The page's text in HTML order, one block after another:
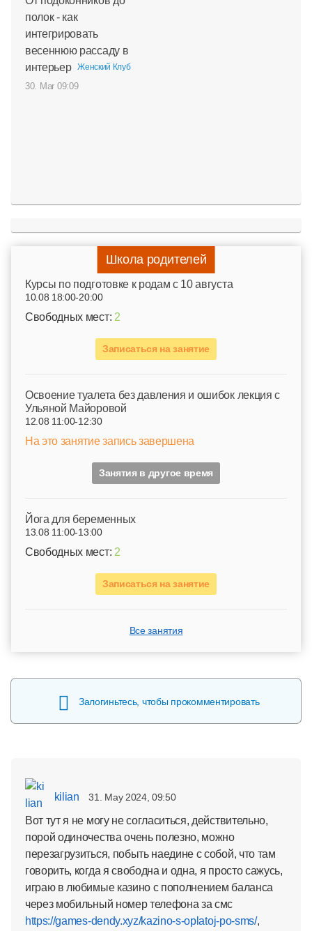
полок - как
интегрировать
весеннюю рассаду в
интерьер
Женский Клуб
30. Mar 09:09
Школа родителей
Курсы по подготовке к родам c 10 августа
10.08 18:00-20:00
Свободных мест: 2
Записаться на занятие
Освоение туалета без давления и ошибок лекция с
Ульяной Майоровой
12.08 11:00-12:30
На это занятие запись завершена
Занятия в другое время
Йога для беременных
13.08 11:00-13:00
Свободных мест: 2
Записаться на занятие
Все занятия
Залогиньтесь, чтобы прокомментировать
kilian 31. May 2024, 09:50
Вот тут я не могу не согласиться, действительно,
порой одиночества очень полезно, можно
перезагрузиться, побыть наедине с собой, что там
говорить, когда я свободна и одна, я просто сажусь,
играю в любимые казино с пополнением баланса
через мобильный номер телефона за смс
https://games-dendy.xyz/kazino-s-oplatoj-po-sms/,